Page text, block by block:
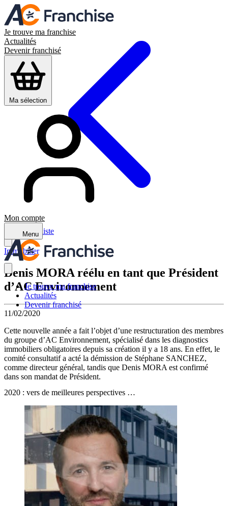
Je trouve ma franchise
Actualités
Devenir franchisé
Ma sélection
Mon compte
Menu
Je trouve ma franchise
Actualités
Devenir franchisé
Retour à la liste
Immobilier
Denis MORA réélu en tant que Président
d’AC Environnement
11/02/2020
Cette nouvelle année a fait l’objet d’une restructuration des membres
du groupe d’AC Environnement, spécialisé dans les diagnostics
immobiliers obligatoires depuis sa création il y a 18 ans. En effet, le
comité consultatif a acté la démission de Stéphane SANCHEZ,
comme directeur général, tandis que Denis MORA est confirmé
dans son mandat de Président.
2020 : vers de meilleures perspectives …